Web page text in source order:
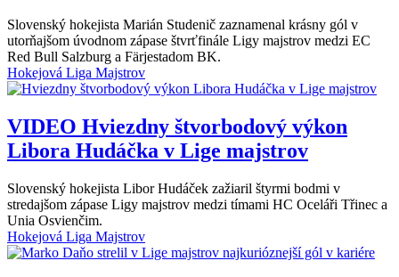
Slovenský hokejista Marián Studenič zaznamenal krásny gól v
utorňajšom úvodnom zápase štvrťfinále Ligy majstrov medzi EC
Red Bull Salzburg a Färjestadom BK.
Hokejová Liga Majstrov
VIDEO Hviezdny štvorbodový výkon
Libora Hudáčka v Lige majstrov
Slovenský hokejista Libor Hudáček zažiaril štyrmi bodmi v
stredajšom zápase Ligy majstrov medzi tímami HC Oceláři Třinec a
Unia Osvienčim.
Hokejová Liga Majstrov